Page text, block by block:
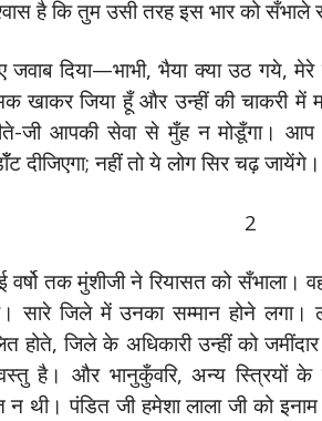
है कि तुम उसी तरह इस भार को सँभाले
जवाब दिया—भाभी, भैया क्या उठ गये,
खाकर जिया हूँ और उन्हीं की चाकरी
जी आपकी सेवा से मुँह न मोडूँगा। आप
दीजिएगा; नहीं तो ये लोग सिर चढ़ जायेंगे।
2
वर्षो तक मुंशीजी ने रियासत को
सारे जिले में उनका सम्मान होने
होते, जिले के अधिकारी उन्हीं को
वस्तु है। और भानुकुँवरि, अन्य
न थी। पंडित जी हमेशा लाला जी को